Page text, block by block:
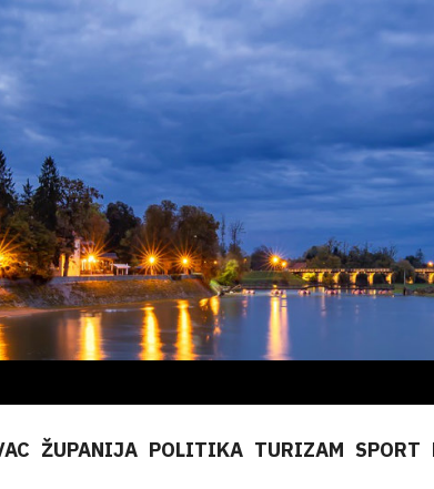
ŽUPANIJA POLITIKA TURIZAM SPORT